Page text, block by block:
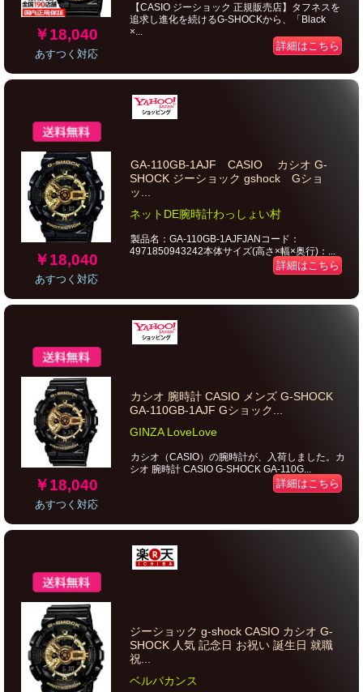
￥18,040
あすつく対応
【CASIO ジーショック 正規販売店】タフネスを
追求し進化を続けるG-SHOCKから、「Black
×...
詳細はこちら
￥18,040
あすつく対応
GA-110GB-1AJF CASIO カシオ G-
SHOCK ジーショック gshock Gショ
ッ...
ネットDE腕時計わっしょい村
製品名：GA-110GB-1AJFJANコード：
4971850943242本体サイズ(高さ×幅×奥行)：...
詳細はこちら
￥18,040
あすつく対応
カシオ 腕時計 CASIO メンズ G-SHOCK
GA-110GB-1AJF Gショック...
GINZA LoveLove
カシオ（CASIO）の腕時計が、入荷しました。カ
シオ 腕時計 CASIO G-SHOCK GA-110G...
詳細はこちら
ジーショック g-shock CASIO カシオ G-
SHOCK 人気 記念日 お祝い 誕生日 就職
祝...
ベルバカンス